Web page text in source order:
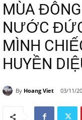
MÙA
NƯỚC
MÌNH
HUYỀN
By Hoang Viet 03/11/